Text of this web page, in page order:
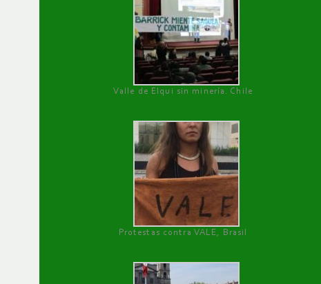
Valle de Elqui sin minería. Chile
Protestas contra VALE, Brasil